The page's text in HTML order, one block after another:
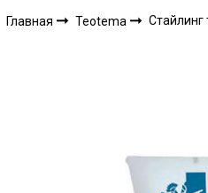
Главная Teotema Стайлинг